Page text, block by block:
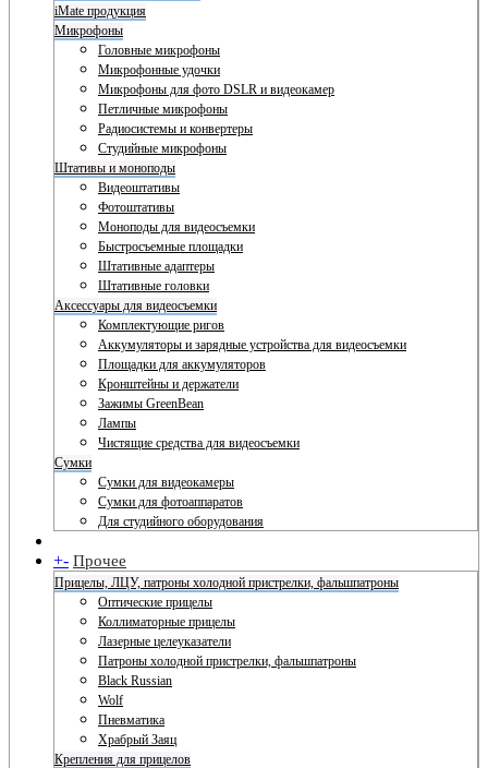
iMate продукция
Микрофоны
Головные микрофоны
Микрофонные удочки
Микрофоны для фото DSLR и видеокамер
Петличные микрофоны
Радиосистемы и конвертеры
Студийные микрофоны
Штативы и моноподы
Видеоштативы
Фотоштативы
Моноподы для видеосъемки
Быстросъемные площадки
Штативные адаптеры
Штативные головки
Аксессуары для видеосъемки
Комплектующие ригов
Аккумуляторы и зарядные устройства для видеосъемки
Площадки для аккумуляторов
Кронштейны и держатели
Зажимы GreenBean
Лампы
Чистящие средства для видеосъемки
Сумки
Сумки для видеокамеры
Сумки для фотоаппаратов
Для студийного оборудования
+- Прочее
Прицелы, ЛЦУ, патроны холодной пристрелки, фальшпатроны
Оптические прицелы
Коллиматорные прицелы
Лазерные целеуказатели
Патроны холодной пристрелки, фальшпатроны
Black Russian
Wolf
Пневматика
Храбрый Заяц
Крепления для прицелов